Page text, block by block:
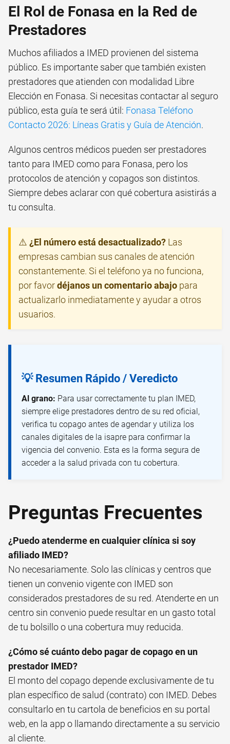
El Rol de Fonasa en la Red de
Prestadores
Muchos afiliados a IMED provienen del sistema
público. Es importante saber que también existen
prestadores que atienden con modalidad Libre
Elección en Fonasa. Si necesitas contactar al seguro
público, esta guía te será útil: Fonasa Teléfono
Contacto 2026: Líneas Gratis y Guía de Atención.
Algunos centros médicos pueden ser prestadores
tanto para IMED como para Fonasa, pero los
protocolos de atención y copagos son distintos.
Siempre debes aclarar con qué cobertura asistirás a
tu consulta.
⚠️ ¿El número está desactualizado? Las
empresas cambian sus canales de atención
constantemente. Si el teléfono ya no funciona,
por favordéjanos un comentario abajo para
actualizarlo inmediatamente y ayudar a otros
usuarios.
💡 Resumen Rápido / Veredicto
Al grano: Para usar correctamente tu plan IMED,
siempre elige prestadores dentro de su red oficial,
verifica tu copago antes de agendar y utiliza los
canales digitales de la isapre para confirmar la
vigencia del convenio. Esta es la forma segura de
acceder a la salud privada con tu cobertura.
Preguntas Frecuentes
¿Puedo atenderme en cualquier clínica si soy
afiliado IMED?
No necesariamente. Solo las clínicas y centros que
tienen un convenio vigente con IMED son
considerados prestadores de su red. Atenderte en un
centro sin convenio puede resultar en un gasto total
de tu bolsillo o una cobertura muy reducida.
¿Cómo sé cuánto debo pagar de copago en un
prestador IMED?
El monto del copago depende exclusivamente de tu
plan específico de salud (contrato) con IMED. Debes
consultarlo en tu cartola de beneficios en su portal
web, en la app o llamando directamente a su servicio
al cliente.